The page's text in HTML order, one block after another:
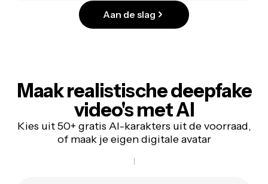
Aan de slag
Maak realistische deepfake
video's met AI
Kies uit 50+ gratis AI-karakters uit de voorraad,
of maak je eigen digitale avatar